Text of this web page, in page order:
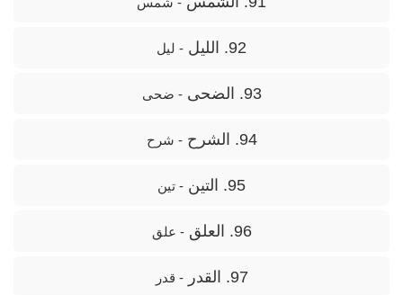
92. الليل - لیل
93. الضحى - ضحی
94. الشرح - شرح
95. التين - تین
96. العلق - علق
97. القدر - قدر